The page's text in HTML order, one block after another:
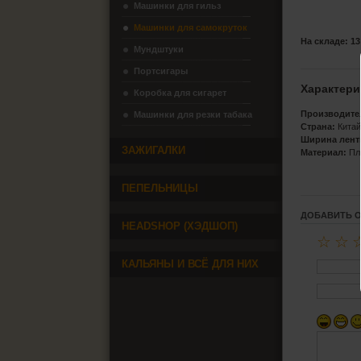
На складе: 13
Страна: Китай
Ширина
Материал:
ДОБАВИТЬ
☆
☆
Машинки для гильз
Машинки для самокруток
Мундштуки
Портсигары
Коробка для сигарет
Машинки для резки табака
ЗАЖИГАЛКИ
ПЕПЕЛЬНИЦЫ
HEADSHOP (ХЭДШОП)
КАЛЬЯНЫ И ВСЁ ДЛЯ НИХ